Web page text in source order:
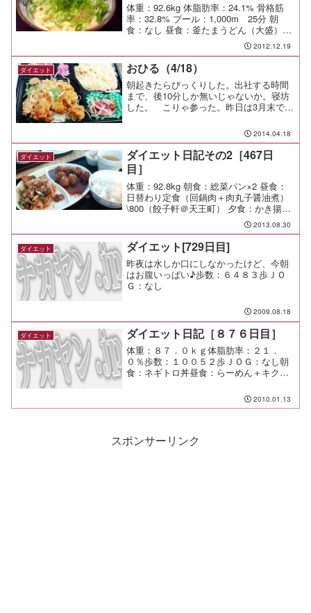
体重：92.6kg 体脂肪率：24.1% 骨格筋
率：32.8% プール：1,000m 25分 朝
食：なし 昼食：釜たまうどん（大盛）
\430（麦まる＠YBP） 夕食：ご飯1杯 間
2012.12.19
ダイエット おひる（4/18）
朝起きたらびっくりした。出社する時間
まで、後10分しか無いじゃないか。寝坊
した。 こりゃ参った。昨日は3月末でウ
の宴会Weekで、心身ともに疲弊してい
る。ちょっと反省だ。弁当なんて作る余
裕も無いし、今日は...
2014.04.18
ダイエット
ダイエット日記その2［467日
目］
体重：92.8kg 朝食：総菜パン×2 昼食：
日替わり定食（回鍋肉＋肉丸子醤油煮）
\800（餃子軒＠天王町） 夕食：かき揚げ
蕎麦￥400（しぶそば＠中央林間） 間
食： 運動：なし メモ：本日のパパ弁当
2013.08.30
ダイエット ダイエット[729日目]
昨夜は水しか口にしなかったけど、今朝
はお腹いっぱい♪歩数：６４８３歩ＪＯ
Ｇ：なし
2009.08.18
ダイエット ダイエット日記［８７６日目］
体重：８７．０ｋｇ体脂肪率：２１．
０％歩数：１００５２歩ＪＯＧ：なし朝
食：ネギトロ丼昼食：らーめん＋キクラ
食：メモ：今日はずーっと外に出ずっぱ
りだ。 それにしても寒い。 頭が（笑
2010.01.13
スポンサーリンク